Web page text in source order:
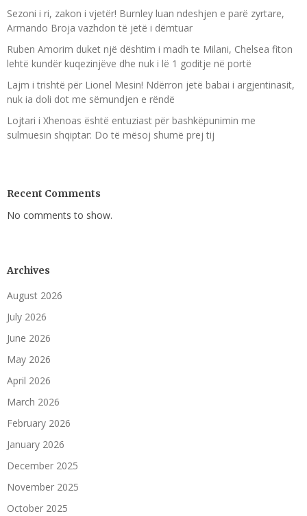
Sezoni i ri, zakon i vjetër! Burnley luan ndeshjen e parë zyrtare,
Armando Broja vazhdon të jetë i dëmtuar
Ruben Amorim duket një dështim i madh te Milani, Chelsea fiton
lehtë kundër kuqezinjëve dhe nuk i lë 1 goditje në portë
Lajm i trishtë për Lionel Mesin! Ndërron jetë babai i argjentinasit,
nuk ia doli dot me sëmundjen e rëndë
Lojtari i Xhenoas është entuziast për bashkëpunimin me
sulmuesin shqiptar: Do të mësoj shumë prej tij
Recent Comments
No comments to show.
Archives
August 2026
July 2026
June 2026
May 2026
April 2026
March 2026
February 2026
January 2026
December 2025
November 2025
October 2025